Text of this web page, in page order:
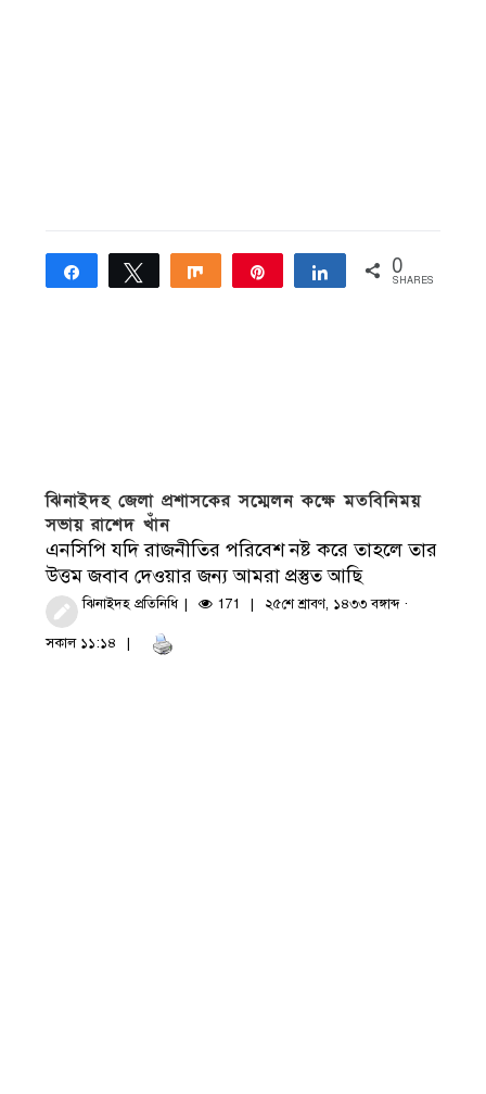
Share Tweet Share Share 0
SHARES
ঝিনাইদহ জেলা প্রশাসকের সম্মেলন কক্ষে মতবিনিময়
সভায় রাশেদ খাঁন
এনসিপি যদি রাজনীতির পরিবেশ নষ্ট করে তাহলে তার
উত্তম জবাব দেওয়ার জন্য আমরা প্রস্তুত আছি
ঝিনাইদহ প্রতিনিধি 171 ২৫শে শ্রাবণ, ১৪৩৩ বঙ্গাব্দ ·
সকাল ১১:১৪